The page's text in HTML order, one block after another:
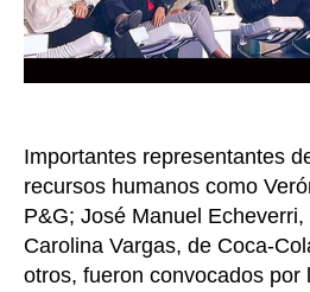
Importantes representantes
recursos humanos como
P&G; José Manuel
Carolina Vargas, de Coca-
otros, fueron convocados por